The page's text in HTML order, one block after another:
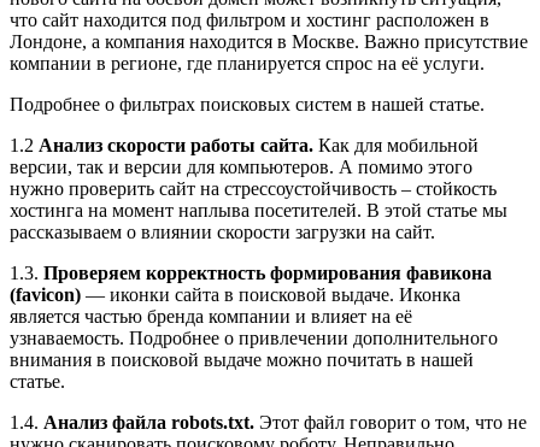
что сайт находится под фильтром и хостинг расположен в
Лондоне, а компания находится в Москве. Важно присутствие
компании в регионе, где планируется спрос на её услуги.
Подробнее о фильтрах поисковых систем в нашей статье.
1.2 Анализ скорости работы сайта. Как для мобильной
версии, так и версии для компьютеров. А помимо этого
нужно проверить сайт на стрессоустойчивость – стойкость
хостинга на момент наплыва посетителей. В этой статье мы
рассказываем о влиянии скорости загрузки на сайт.
1.3. Проверяем корректность формирования фавикона
(favicon) — иконки сайта в поисковой выдаче. Иконка
является частью бренда компании и влияет на её
узнаваемость. Подробнее о привлечении дополнительного
внимания в поисковой выдаче можно почитать в нашей
статье.
1.4. Анализ файла robots.txt. Этот файл говорит о том, что не